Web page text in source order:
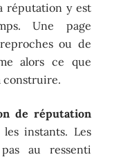
réputation y est
Une page
ou de
alors ce que
construire.
de réputation
instants. Les
au ressenti